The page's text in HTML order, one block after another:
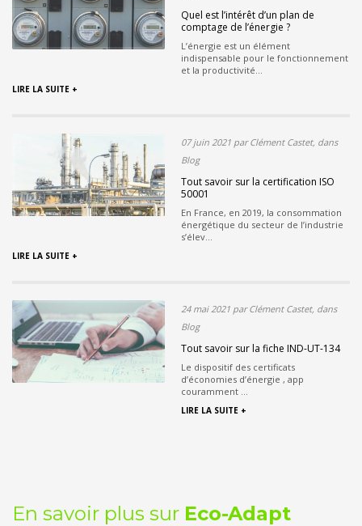
Quel est l’intérêt d’un plan de
comptage de l’énergie ?
L’énergie est un élément
indispensable pour le fonctionnement
et la productivité...
LIRE LA SUITE +
07 juin 2021 par Clément Castet, dans
Blog
Tout savoir sur la certification ISO
50001
En France, en 2019, la consommation
énergétique du secteur de l’industrie
s’élev...
LIRE LA SUITE +
24 mai 2021 par Clément Castet, dans
Blog
Tout savoir sur la fiche IND-UT-134
Le dispositif des certificats
d’économies d’énergie , app
couramment ...
LIRE LA SUITE +
En savoir plus sur Eco-Adapt